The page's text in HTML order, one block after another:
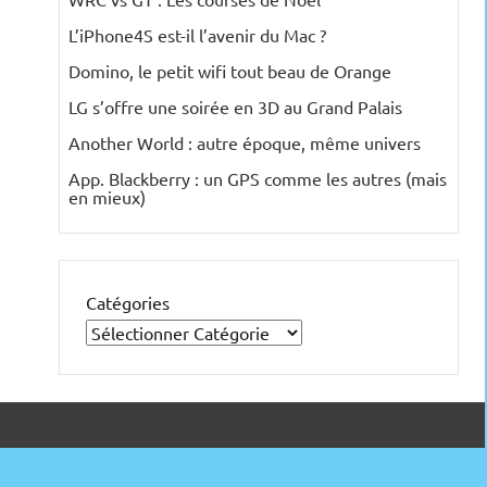
L’iPhone4S est-il l’avenir du Mac ?
Domino, le petit wifi tout beau de Orange
LG s’offre une soirée en 3D au Grand Palais
Another World : autre époque, même univers
App. Blackberry : un GPS comme les autres (mais
en mieux)
Catégories